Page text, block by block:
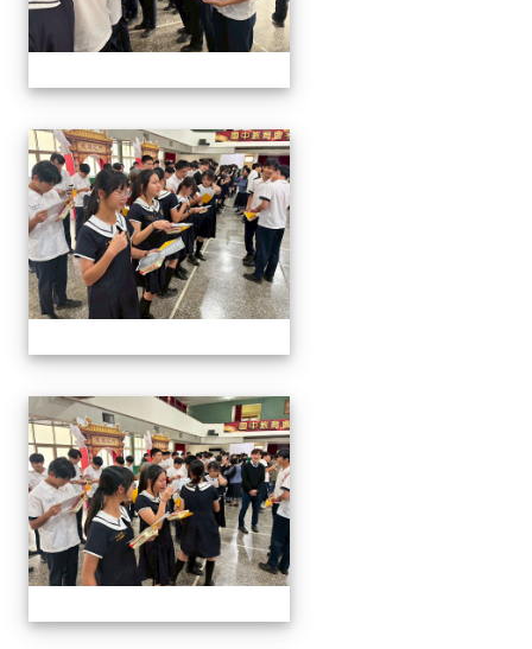
2026/01/07會考誓師活
2026/01/07會考誓師活